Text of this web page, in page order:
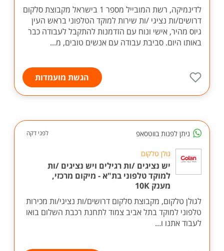
לדינמיקה, רשת המובייל מספר 1 בישראל מקבוצת סלקום
דרושים/ות נציגי /ות שירות למוקד הטלפוני בראש העין
גיוס מהיר, אישי ונוח עם הזדמנות להתקבל לעבודה כבר
באותו היום. סביבת עבודה עם אנשים טובים, מ...
הגשת מועמדות
ניתן לפנות בווטסאפ לפני דקה
גולן טלקום
יש נציגים /ות רגילים ויש נציגים /ות
למוקד טלפוני בת"א - מיקום מרכזי,
מענק 10K
לגולן טלקום, מקבוצת סלקום דרושים/ות נציגי/ות מכירות
טלפוני למוקד בתל אביב צמוד לתחנת רכבת השלום בואו
לעבוד אתנו ו...